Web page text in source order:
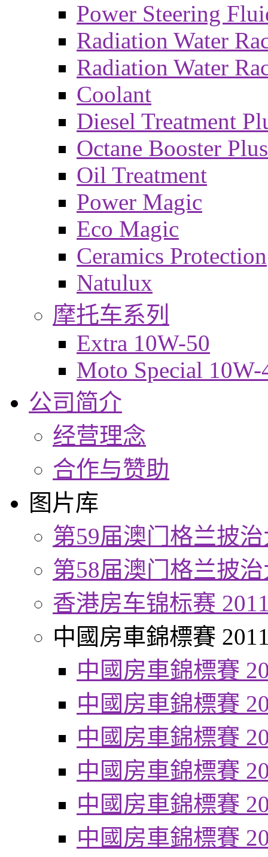
Power Steering
Radiation Water
Radiation Water
Coolant
Diesel Treatment
Octane Booster Plus
Oil Treatment
Power Magic
Eco Magic
Ceramics Protection
Natulux
摩托车系列
Extra 10W-50
Moto Special 10W-
公司简介
经营理念
合作与赞助
图片库
第59届澳门格兰披
第58届澳门格兰披
香港房车锦标赛
中國房車錦標賽
中國房車錦標賽
中國房車錦標賽
中國房車錦標賽
中國房車錦標賽
中國房車錦標賽
中國房車錦標賽